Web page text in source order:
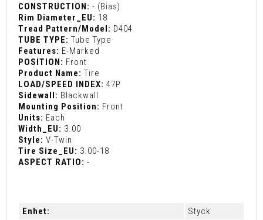
CONSTRUCTION: - (Bias)
Rim Diameter_EU: 18
Tread Pattern/Model: D404
TUBE TYPE: Tube Type
Features: E-Marked
POSITION: Front
Product Name: Tire
LOAD/SPEED INDEX: 47P
Sidewall: Blackwall
Mounting Position: Front
Units: Each
Width_EU: 3.00
Style: V-Twin
Tire Size_EU: 3.00-18
ASPECT RATIO: -
Enhet: Styck